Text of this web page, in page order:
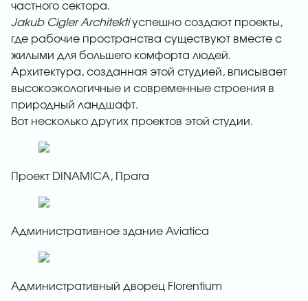
частного сектора.
Jakub Cigler Architektiуспешно создают проекты,
где рабочие пространства существуют вместе с
жилыми для большего комфорта людей.
Архитектура, созданная этой студией, вписывает
высокоэкологичные и современные строения в
природный ландшафт.
Вот несколько других проектов этой студии.
Проект DINAMICA, Прага
Административное здание Aviatica
Административный дворец Florentium